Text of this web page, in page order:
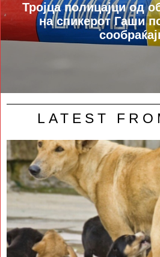
Тројца полицајци од
на спикерот Гаши
LATEST